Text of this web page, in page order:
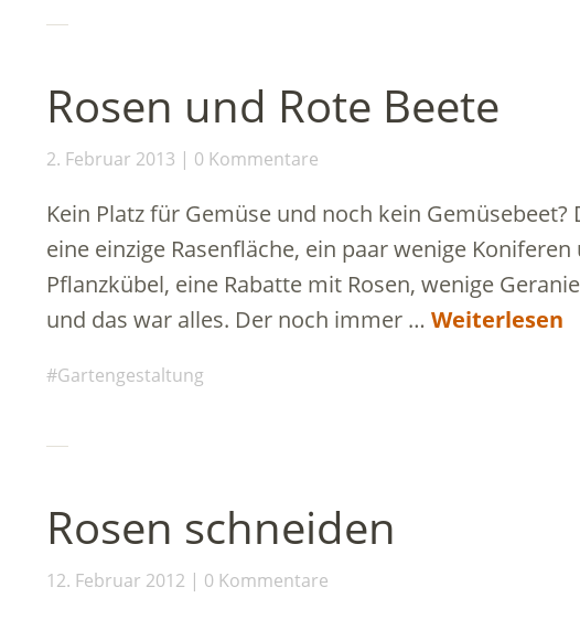
Rosen und Rote Beete
2. Februar 2013 0 Kommentare
Kein Platz für Gemüse und noch kein Gemüsebeet?
eine einzige Rasenfläche, ein paar wenige Koniferen
Pflanzkübel, eine Rabatte mit Rosen, wenige
und das war alles. Der noch immer … Weiterlesen
Gartengestaltung
Rosen schneiden
12. Februar 2012 0 Kommentare